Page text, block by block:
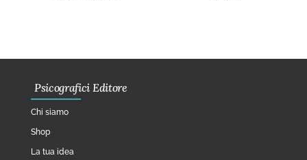
Psicografici Editore
Chi siamo
Shop
La tua idea